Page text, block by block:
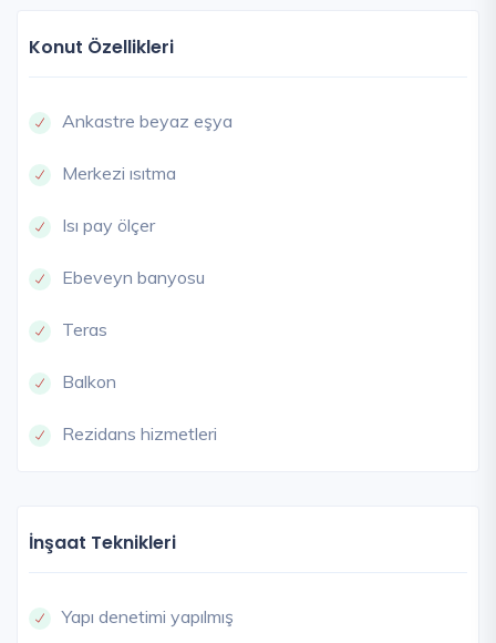
Konut Özellikleri
Ankastre beyaz eşya
Merkezi ısıtma
Isı pay ölçer
Ebeveyn banyosu
Teras
Balkon
Rezidans hizmetleri
İnşaat Teknikleri
Yapı denetimi yapılmış